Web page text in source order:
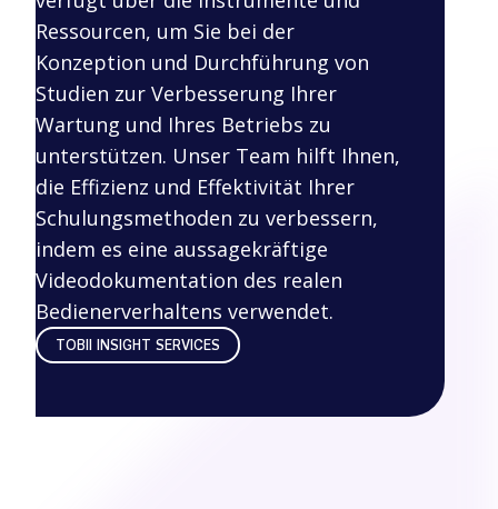
Ressourcen, um Sie bei der
Konzeption und Durchführung von
Studien zur Verbesserung Ihrer
Wartung und Ihres Betriebs zu
unterstützen. Unser Team hilft Ihnen,
die Effizienz und Effektivität Ihrer
Schulungsmethoden zu verbessern,
indem es eine aussagekräftige
Videodokumentation des realen
Bedienerverhaltens verwendet.
TOBII INSIGHT SERVICES